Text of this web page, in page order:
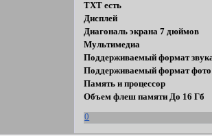
TXT есть
Дисплей
Диагональ экрана 7 дюймов
Мультимедиа
Поддерживаемый формат
Поддерживаемый формат фото
Память и процессор
Объем флеш памяти До 16 Гб
0